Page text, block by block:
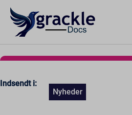
Indsendt i:
Nyheder